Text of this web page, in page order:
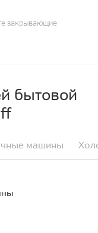
закрывающие
бытовой
машины